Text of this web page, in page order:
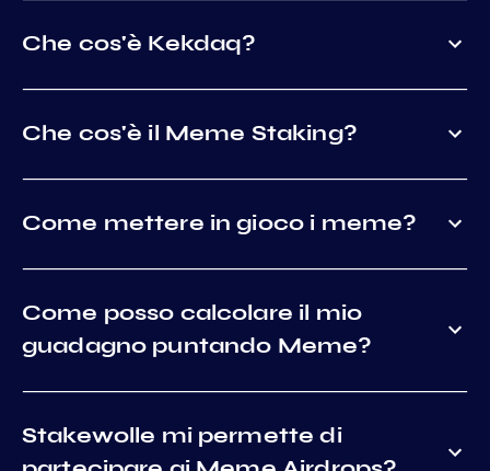
Che cos'è Kekdaq?
Che cos'è il Meme Staking?
Come mettere in gioco i meme?
Come posso calcolare il mio
guadagno puntando Meme?
Stakewolle mi permette di